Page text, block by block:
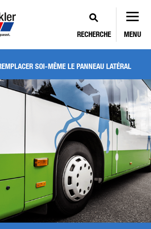
RECHERCHE MENU
SOI-MÊME LE PANNEAU LATÉRAL